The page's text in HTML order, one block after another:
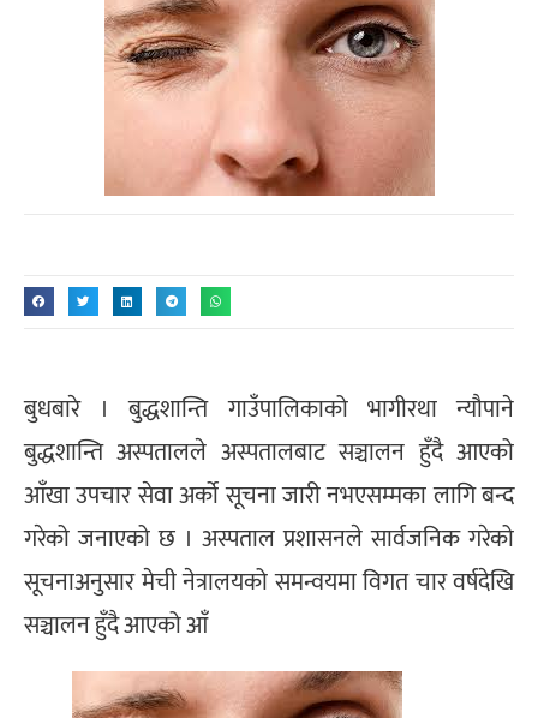
बुधबारे । बुद्धशान्ति गाउँपालिकाको भागीरथा न्यौपाने
बुद्धशान्ति अस्पतालले अस्पतालबाट सञ्चालन हुँदै आएको
आँखा उपचार सेवा अर्को सूचना जारी नभएसम्मका लागि बन्द
गरेको जनाएको छ । अस्पताल प्रशासनले सार्वजनिक गरेको
सूचनाअनुसार मेची नेत्रालयको समन्वयमा विगत चार वर्षदेखि
सञ्चालन हुँदै आएको आँ